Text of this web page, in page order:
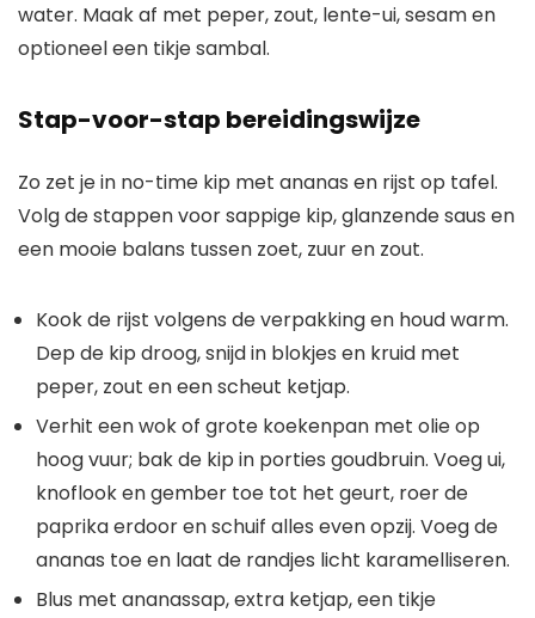
water. Maak af met peper, zout, lente-ui, sesam en
optioneel een tikje sambal.
Stap-voor-stap bereidingswijze
Zo zet je in no-time kip met ananas en rijst op tafel.
Volg de stappen voor sappige kip, glanzende saus en
een mooie balans tussen zoet, zuur en zout.
Kook de rijst volgens de verpakking en houd warm.
Dep de kip droog, snijd in blokjes en kruid met
peper, zout en een scheut ketjap.
Verhit een wok of grote koekenpan met olie op
hoog vuur; bak de kip in porties goudbruin. Voeg ui,
knoflook en gember toe tot het geurt, roer de
paprika erdoor en schuif alles even opzij. Voeg de
ananas toe en laat de randjes licht karamelliseren.
Blus met ananassap, extra ketjap, een tikje